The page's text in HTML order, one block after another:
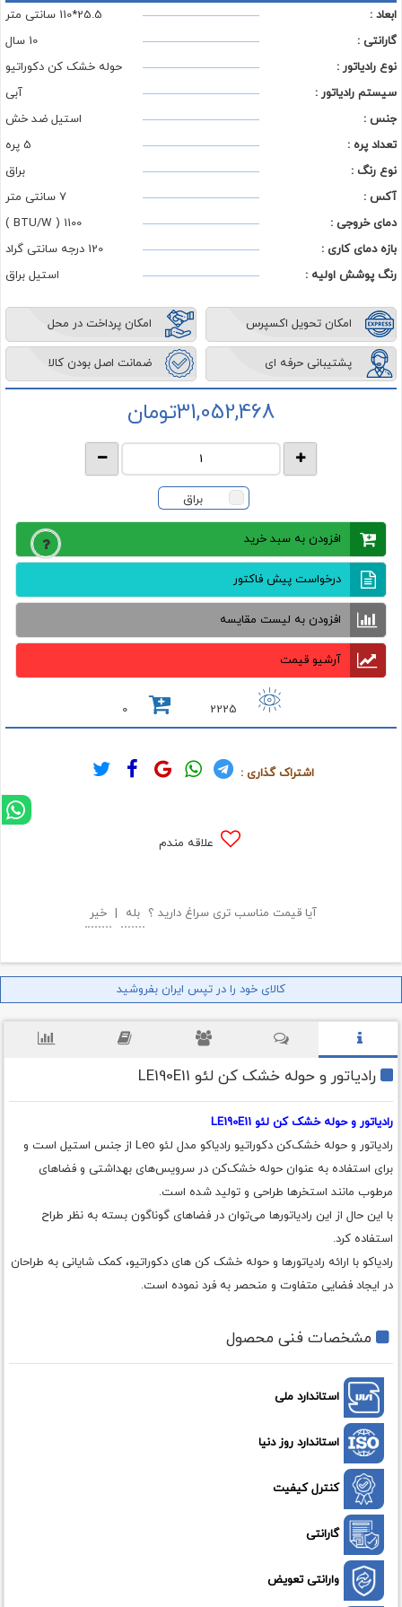
ابعاد :
25.5*110 سانتی متر
گارانتی :
10 سال
نوع رادیاتور :
حوله خشک کن دکوراتیو
سیستم رادیاتور :
آبی
جنس :
استیل ضد خش
تعداد پره :
5 پره
نوع رنگ :
براق
آکس :
7 سانتی متر
دمای خروجی :
1100 ( BTU/W )
بازه دمای کاری :
120 درجه سانتی گراد
رنگ پوشش اولیه :
استیل براق
امکان تحویل اکسپرس
پشتیبانی حرفه ای
امکان پرداخت در محل
ضمانت اصل بودن کالا
31,052,468تومان
براق
افزودن به سبد خرید
درخواست پیش فاکتور
افزودن به لیست مقایسه
آرشیو قیمت
2225
0
اشتراک گذاری :
علاقه مندم
آیا قیمت مناسب تری سراغ دارید ؟ بله | خیر
کالای خود را در تپس ایران بفروشید
رادیاتور و حوله خشک کن لئو LE190E11
رادیاتور و حوله خشک کن لئو LE190E11
رادیاتور و حوله خشک‌کن دکوراتیو رادیاکو مدل لئو Leo از جنس استیل است و
برای استفاده به عنوان حوله خشک‌کن در سرویس‌های بهداشتی و فضاهای
مرطوب مانند استخرها طراحی و تولید شده است.
با این حال از این رادیاتورها می‌توان در فضاهای گوناگون بسته به نظر طراح
استفاده کرد.
رادیاکو با ارائه رادیاتورها و حوله خشک کن های دکوراتیو، کمک شایانی به طراحان
در ایجاد فضایی متفاوت و منحصر به فرد نموده است.
مشخصات فنی محصول
استاندارد ملی
استاندارد روز دنیا
کنترل کیفیت
گارانتی
وارانتی تعویض